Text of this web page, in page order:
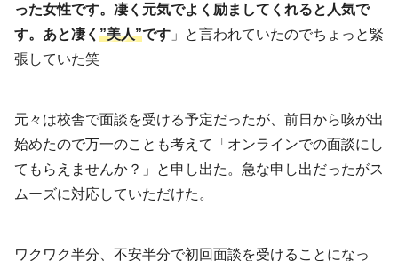
った女性です。凄く元気でよく励ましてくれると人気で
す。あと凄く ”美人”です 」と言われていたのでちょっと緊
張していた笑
元々は校舎で面談を受ける予定だったが、前日から咳が出
始めたので万一のことも考えて「オンラインでの面談にし
てもらえませんか？」と申し出た。急な申し出だったがス
ムーズに対応していただけた。
ワクワク半分、不安半分で初回面談を受けることになっ